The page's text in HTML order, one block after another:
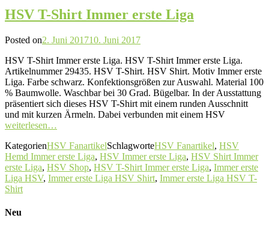
HSV T-Shirt Immer erste Liga
Posted on2. Juni 201710. Juni 2017
HSV T-Shirt Immer erste Liga. HSV T-Shirt Immer erste Liga.
Artikelnummer 29435. HSV T-Shirt. HSV Shirt. Motiv Immer erste
Liga. Farbe schwarz. Konfektionsgrößen zur Auswahl. Material 100
% Baumwolle. Waschbar bei 30 Grad. Bügelbar. In der Ausstattung
präsentiert sich dieses HSV T-Shirt mit einem runden Ausschnitt
und mit kurzen Ärmeln. Dabei verbunden mit einem HSV
weiterlesen…
KategorienHSV FanartikelSchlagworteHSV Fanartikel, HSV
Hemd Immer erste Liga, HSV Immer erste Liga, HSV Shirt Immer
erste Liga, HSV Shop, HSV T-Shirt Immer erste Liga, Immer erste
Liga HSV, Immer erste Liga HSV Shirt, Immer erste Liga HSV T-
Shirt
Neu